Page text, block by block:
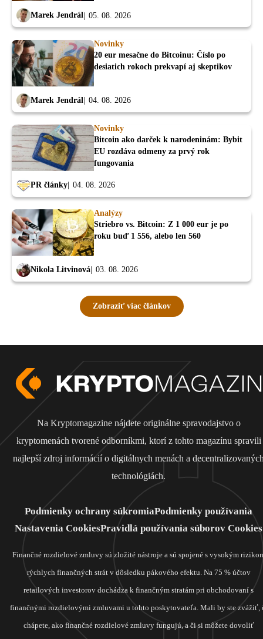
Marek Jendrál 05. 08. 2026
Novinky
20 eur mesačne do Bitcoinu: Číslo po
desiatich rokoch prekvapí aj skeptikov
Marek Jendrál 04. 08. 2026
Novinky
Bitcoin ako darček k narodeninám: Bybit
EU rozdáva odmeny za prvý rok
fungovania
PR články 04. 08. 2026
Analýzy
Striebro vs. Bitcoin: Z 1 000 eur je po
roku buď 1 556, alebo len 560
Nikola Litvinová 03. 08. 2026
Zobraziť viac článkov
Na Kryptomagazine nájdete originálne spravodajstvo o
kryptomenách tvorené odborníkmi, ktorí z tohto magazínu spravili
najlepší zdroj informácií o digitálnych menách a
technológiách.
Podmienky ochrany súkromiaPodmienky používania
Nastavenia CookiesPravidlá používania súborov Cookies
Finančné rozdielové zmluvy sú zložité nástroje a sú spojené s vysokým
rýchlych finančných strát v dôsledku pákového efektu. Na 75 % účtov
retailových investorov dochádza k finančným stratám pri obchodovaní s
finančnými rozdielovými zmluvami u tohto poskytovateľa. Mali by ste zvážiť,
chápete, ako finančné rozdielové zmluvy fungujú, a či si môžete dovoliť